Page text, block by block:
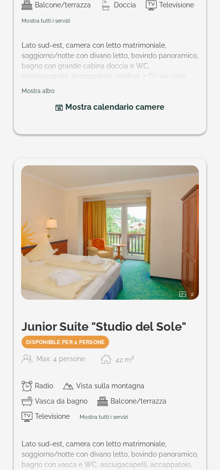
Balcone/terrazza
Doccia Televisione
Mostra tutti i servizi
Lato sud-est, camera con letto matrimoniale,
soggiorno/notte con divano letto, bovindo panoramico,
bagno con grande cabina doccia e WC,
asciugacapelli, accappatoio, minibar, 2 TV via cavo,
cassetta di sicurezza, balcone, ideale per famiglie e
Ampiezza della camera: ca. 37 m²
Mostra altro
Mostra calendario camere
2
Junior Suite "Studio del Sole"
DISPONIBILE PER 2 PERSONE
Max: 4 persone 42 m2
Radio
Vista sulla montagna
Vasca da bagno
Balcone/terrazza
Televisione
Mostra tutti i servizi
Lato sud-est, camera con letto matrimoniale,
soggiorno/notte con divano letto, bovindo panoramico,
bagno con vasca e WC, asciugacapelli, accappatoio,